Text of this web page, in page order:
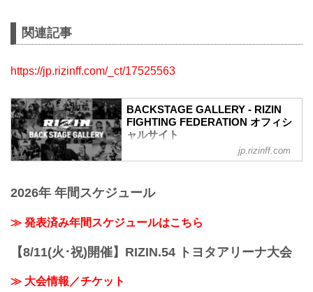
関連記事
https://jp.rizinff.com/_ct/17525563
BACKSTAGE GALLERY - RIZIN
FIGHTING FEDERATION オフィシ
ャルサイト
BACKSTAGE GALLERY の記事一覧 - 格
イジン ファイティング フェデレーショ
いきます。
jp.rizinff.com
2026年 年間スケジュール
≫ 発表済み年間スケジュールはこちら
【8/11(火･祝)開催】RIZIN.54 トヨタアリーナ大会
≫ 大会情報／チケット